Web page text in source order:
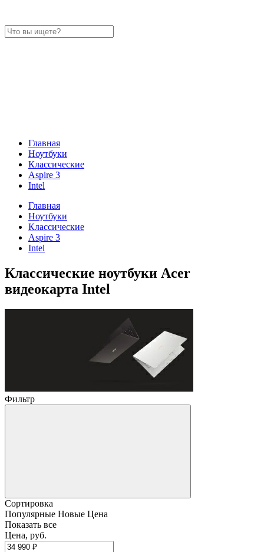
Главная
Ноутбуки
Классические
Aspire 3
Intel
Главная
Ноутбуки
Классические
Aspire 3
Intel
Классические ноутбуки Acer
видеокарта Intel
Фильтр
Сортировка
Популярные Новые Цена
Показать все
Цена, руб.